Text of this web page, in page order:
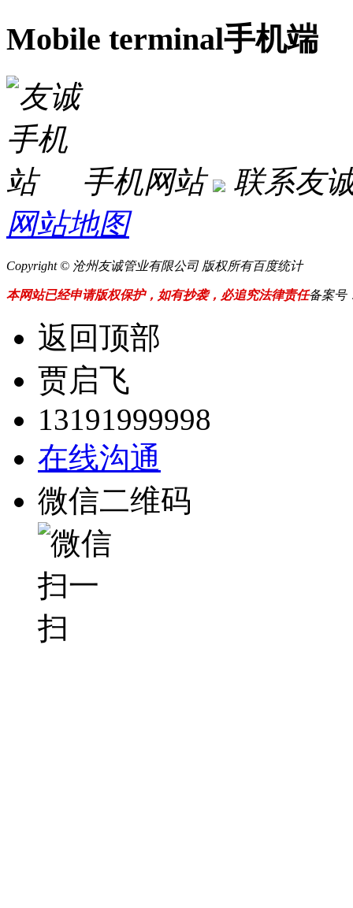
Mobile terminal手机端
手机网站
联系友
网站地图
Copyright © 沧州友诚管业有限公司 版权所有百度统计
本网站已经申请版权保护，如有抄袭，必追究法律责任备案号
返回顶部
贾启飞
13191999998
在线沟通
微信二维码